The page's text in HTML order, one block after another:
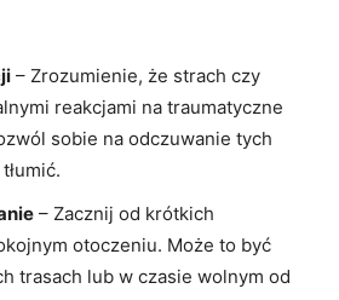
– Zrozumienie, że strach czy
reakcjami na traumatyczne
sobie‌ na odczuwanie tych
– Zacznij od krótkich
otoczeniu. Może to być
trasach lub w czasie wolnym od